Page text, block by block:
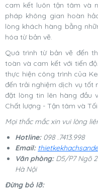
cam kết luôn tận tâm và
pháp không gian hoàn
lòng khách hàng bằng
hóa từ bản vẽ.
Quá trình từ bản vẽ đến
toàn và cam kết với tiến
thực hiện công trình của
đến trải nghiệm dịch vụ tốt
đặt lòng tin lên hàng đầu
Chất lượng - Tận tâm và Tối
Mọi thắc mắc xin vui lòng
Hotline: 098 .7413.998
Email:
Văn phòng:D5/P7 Ngõ
Hà Nội
Đừng bỏ lỡ: